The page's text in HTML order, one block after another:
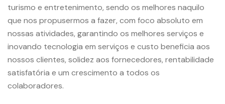
turismo e entretenimento, sendo os melhores naquilo
que nos propusermos a fazer, com foco absoluto em
nossas atividades, garantindo os melhores serviços e
inovando tecnologia em serviços e custo beneficia aos
nossos clientes, solidez aos fornecedores, rentabilidade
satisfatória e um crescimento a todos os
colaboradores.